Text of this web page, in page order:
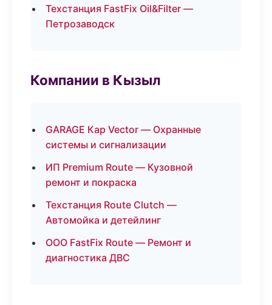
Техстанция FastFix Oil&Filter —
Петрозаводск
Компании в Кызыл
GARAGE Кар Vector — Охранные
системы и сигнализации
ИП Premium Route — Кузовной
ремонт и покраска
Техстанция Route Clutch —
Автомойка и детейлинг
ООО FastFix Route — Ремонт и
диагностика ДВС